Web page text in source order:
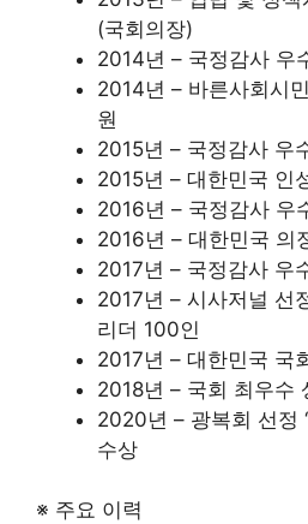
(국회의장)
2014년 – 국정감사 우
2014년 – 바른사회시
원
2015년 – 국정감사 우
2015년 – 대한민국 인
2016년 – 국정감사 우
2016년 – 대한민국 의
2017년 – 국정감사 우
2017년 – 시사저널 선
리더 100인
2017년 – 대한민국 국
2018년 – 국회 최우수
2020년 – 광복회 선정
수상
※ 주요 이력